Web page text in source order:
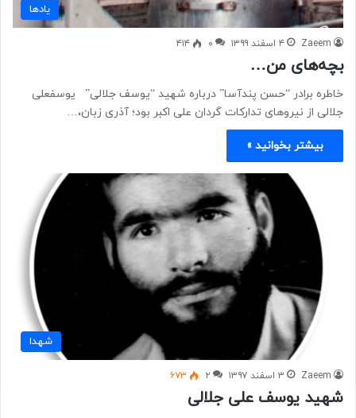
یادها
Zaeem ۴ اسفند ۱۳۹۹ ۰ ۴۱۴
بچه‌های من…
خاطره برادر “حسن پندآسا” درباره شهید “یوسف جلالی” یوسفعلی
جلالی از نیروهای تدارکات گردان علی اکبر بود؛ آذری زبان،…
بیشتر بخوانید »
شهدا
Zaeem ۳ اسفند ۱۳۹۷ ۲ ۶۷۳
شهید یوسف علی جلالی